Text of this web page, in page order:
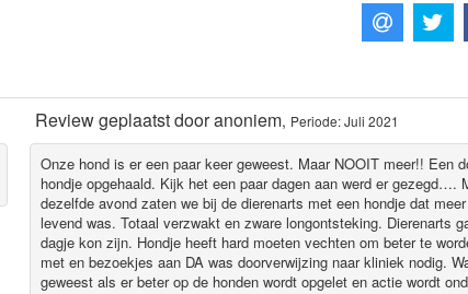
Review geplaatst dooranoniem, Periode: Juli 2021
Onze hond is er een paar keer geweest. Maar NOOIT meer!! Een
hondje opgehaald. Kijk het een paar dagen aan werd er gezegd….
dezelfde avond zaten we bij de dierenarts met een hondje dat
levend was. Totaal verzwakt en zware longontsteking. Dierenarts
dagje kon zijn. Hondje heeft hard moeten vechten om beter te
met en bezoekjes aan DA was doorverwijzing naar kliniek nodig.
geweest als er beter op de honden wordt opgelet en actie wordt